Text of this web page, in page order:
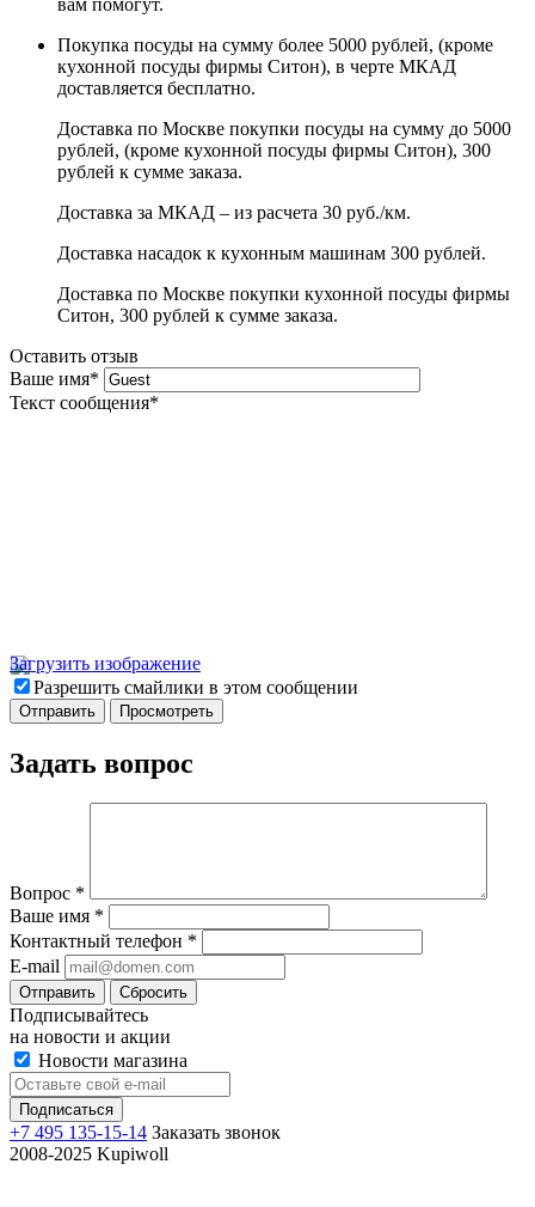
Покупка посуды на сумму более 5000 рублей, (кроме
кухонной посуды фирмы Ситон), в черте МКАД
доставляется бесплатно.
Доставка по Москве покупки посуды на сумму до 5000
рублей, (кроме кухонной посуды фирмы Ситон), 300
рублей к сумме заказа.
Доставка за МКАД – из расчета 30 руб./км.
Доставка насадок к кухонным машинам 300 рублей.
Доставка по Москве покупки кухонной посуды фирмы
Ситон, 300 рублей к сумме заказа.
Оставить отзыв
Ваше имя*
Текст сообщения*
Загрузить изображение
Разрешить смайлики в этом сообщении
Задать вопрос
Вопрос *
Ваше имя *
Контактный телефон *
E-mail
Отправить Сбросить
Подписывайтесь
на новости и акции
Новости магазина
+7 495 135-15-14 Заказать звонок
2008-2025 Kupiwoll